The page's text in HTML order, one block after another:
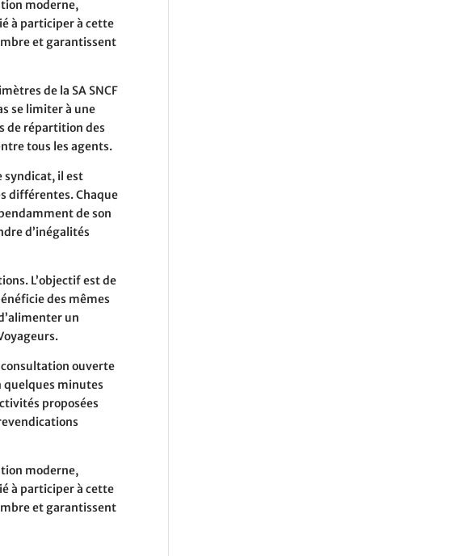
moderne,
à participer à cette
et garantissent
de la SA SNCF
se limiter à une
de répartition des
tous les agents.
syndicat, il est
différentes. Chaque
de son
d’inégalités
L’objectif est de
des mêmes
un
ouverte
quelques minutes
proposées
moderne,
à participer à cette
et garantissent